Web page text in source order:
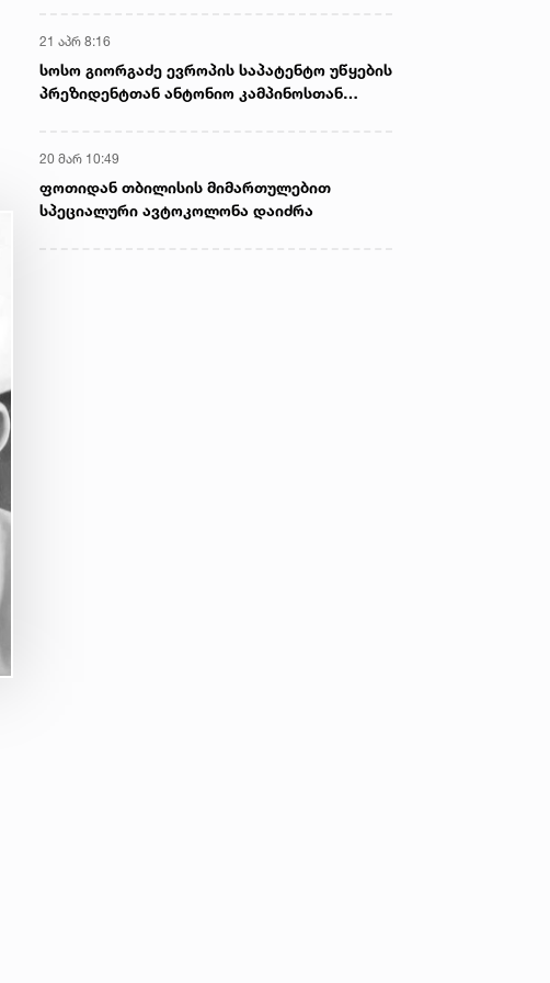
21 აპრ 8:16
სოსო გიორგაძე ევროპის საპატენტო უწყების
პრეზიდენტთან ანტონიო კამპინოსთან
20 მარ 10:49
ფოთიდან თბილისის მიმართულებით
სპეციალური ავტოკოლონა დაიძრა